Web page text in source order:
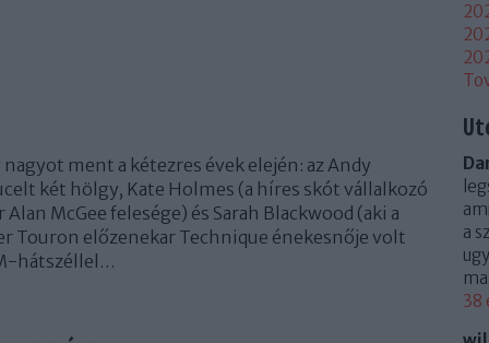
ment a kétezres évek elején: az Andy
két hölgy, Kate Holmes (a híres skót vállalkozó
McGee felesége) és Sarah Blackwood (aki a
Touron előzenekar Technique énekesnője volt
hátszéllel…
a
38